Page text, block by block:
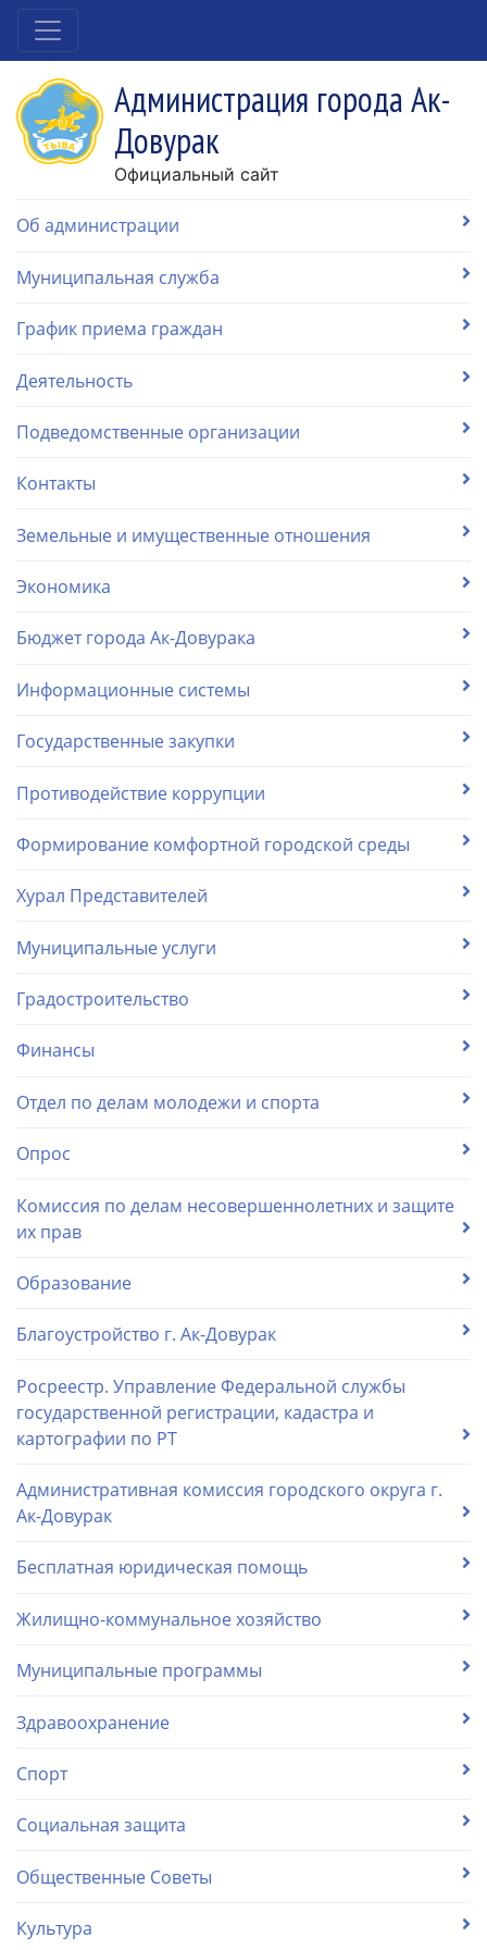
Администрация города Ак-
Довурак
Официальный сайт
Об администрации
Муниципальная служба
График приема граждан
Деятельность
Подведомственные организации
Контакты
Земельные и имущественные отношения
Экономика
Бюджет города Ак-Довурака
Информационные системы
Государственные закупки
Противодействие коррупции
Формирование комфортной городской среды
Хурал Представителей
Муниципальные услуги
Градостроительство
Финансы
Отдел по делам молодежи и спорта
Опрос
Комиссия по делам несовершеннолетних и защите
их прав
Образование
Благоустройство г. Ак-Довурак
Росреестр. Управление Федеральной службы
государственной регистрации, кадастра и
картографии по РТ
Административная комиссия городского округа г.
Ак-Довурак
Бесплатная юридическая помощь
Жилищно-коммунальное хозяйство
Муниципальные программы
Здравоохранение
Спорт
Социальная защита
Общественные Советы
Культура